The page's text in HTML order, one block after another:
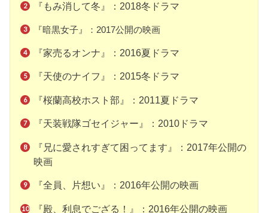
『もみ消して冬』：2018冬ドラマ
『暗黒女子』：2017公開の映画
『家売るオンナ』：2016夏ドラマ
『天使のナイフ』：2015冬ドラマ
『桜蘭高校ホスト部』：2011夏ドラマ
『天装戦隊ゴセイジャー』：2010ドラマ
『兄に愛されすぎて困ってます』：2017年公開の
映画
『全員、片想い』：2016年公開の映画
『殿、利息でござる！』：2016年公開の映画